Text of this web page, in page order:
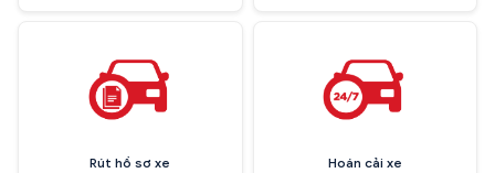
Rút hồ sơ xe
Hoán cải xe